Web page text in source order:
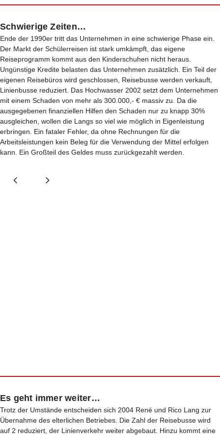
Schwierige Zeiten…
Ende der 1990er tritt das Unternehmen in eine schwierige Phase ein.
Der Markt der Schülerreisen ist stark umkämpft, das eigene
Reiseprogramm kommt aus den Kinderschuhen nicht heraus.
Ungünstige Kredite belasten das Unternehmen zusätzlich. Ein Teil der
eigenen Reisebüros wird geschlossen, Reisebusse werden verkauft,
Linienbusse reduziert. Das Hochwasser 2002 setzt dem Unternehmen
mit einem Schaden von mehr als 300.000,- € massiv zu. Da die
ausgegebenen finanziellen Hilfen den Schaden nur zu knapp 30%
ausgleichen, wollen die Langs so viel wie möglich in Eigenleistung
erbringen. Ein fataler Fehler, da ohne Rechnungen für die
Arbeitsleistungen kein Beleg für die Verwendung der Mittel erfolgen
kann. Ein Großteil des Geldes muss zurückgezahlt werden.
Es geht immer weiter…
Trotz der Umstände entscheiden sich 2004 René und Rico Lang zur
Übernahme des elterlichen Betriebes. Die Zahl der Reisebusse wird
auf 2 reduziert, der Linienverkehr weiter abgebaut. Hinzu kommt eine